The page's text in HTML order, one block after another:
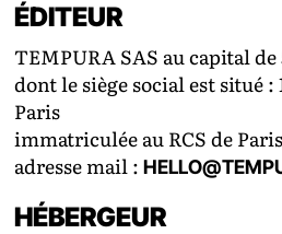
ÉDITEUR
TEMPURA SAS au capital de
dont le siège social est situé :
Paris
immatriculée au RCS de
adresse mail :
HÉBERGEUR